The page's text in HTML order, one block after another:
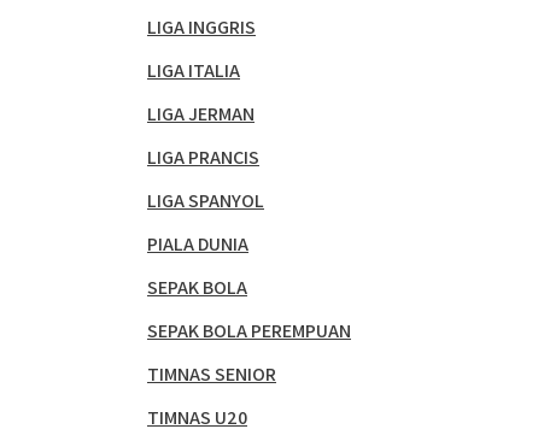
LIGA INGGRIS
LIGA ITALIA
LIGA JERMAN
LIGA PRANCIS
LIGA SPANYOL
PIALA DUNIA
SEPAK BOLA
SEPAK BOLA PEREMPUAN
TIMNAS SENIOR
TIMNAS U20